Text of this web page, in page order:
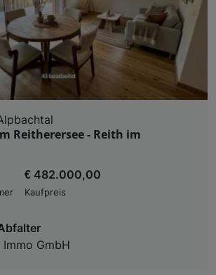
Reitherersee - Reith im
€ 482.000,00
Kaufpreis
GmbH